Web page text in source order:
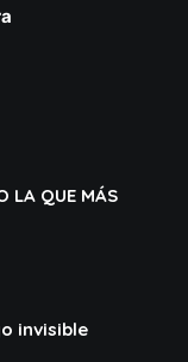
LA QUE MÁS
invisible